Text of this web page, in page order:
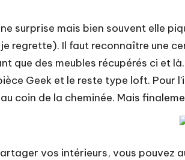
surprise mais bien souvent elle
regrette). Il faut reconnaître une
que des meubles récupérés ci et
Geek et le reste type loft. Pour
coin de la cheminée. Mais
vos intérieurs, vous